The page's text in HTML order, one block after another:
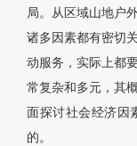
局。从区域山地户
诸多因素都有密切
动服务，实际上都
常复杂和多元，其
面探讨社会经济因
的。